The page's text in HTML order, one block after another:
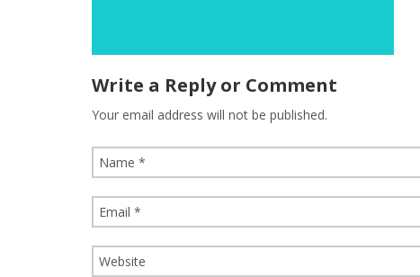
Write a Reply or Comment
Your email address will not be published.